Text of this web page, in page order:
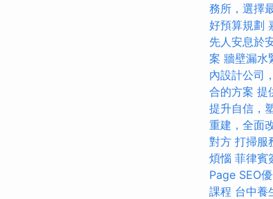
務所，選擇
好預算規劃
先人安息於
案 牆壁漏水
內設計公司
合的方案 提
提升自信，
重建，全面
對方 打掃服
煩惱 菲律賓
Page SEO
課程 台中養